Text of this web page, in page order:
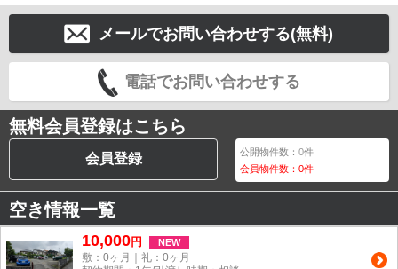
メールでお問い合わせする(無料)
電話でお問い合わせする
無料会員登録はこちら
会員登録 公開物件数：0件
会員物件数：0件
空き情報一覧
10,000円 NEW
敷：0ヶ月｜礼：0ヶ月